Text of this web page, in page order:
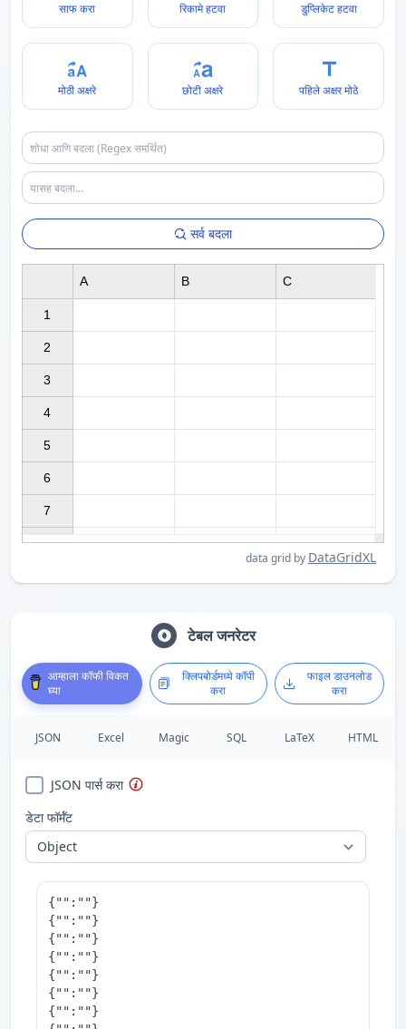
साफ करा रिकामे हटवा डुप्लिकेट हटवा
मोठी अक्षरे छोटी अक्षरे पहिले अक्षर मोठे
सर्व बदला
1
2
3
4
5
6
7
A B C
data grid by DataGridXL
टेबल जनरेटर
आम्हाला कॉफी विकत
घ्या
क्लिपबोर्डमध्ये कॉपी
करा
फाइल डाउनलोड
करा
JSON Excel Magic SQL LaTeX HTML
JSON पार्स करा
डेटा फॉर्मॅट